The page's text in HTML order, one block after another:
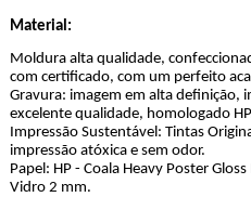
Material:
Moldura alta qualidade,
com certificado, com um perfeito
Gravura: imagem em alta definição,
excelente qualidade, homologado
Impressão Sustentável: Tintas
impressão atóxica e sem odor.
Papel: HP - Coala Heavy Poster
Vidro 2 mm.